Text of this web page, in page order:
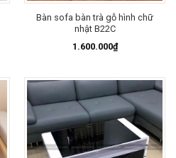
Bàn sofa bàn trà gỗ hình chữ
nhật B22C
1.600.000₫